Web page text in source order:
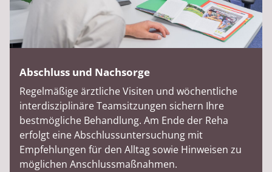
Abschluss und Nachsorge
Regelmäßige ärztliche Visiten und wöchentliche
interdisziplinäre Teamsitzungen sichern Ihre
bestmögliche Behandlung. Am Ende der Reha
erfolgt eine Abschlussuntersuchung mit
Empfehlungen für den Alltag sowie Hinweisen zu
möglichen Anschlussmaßnahmen.